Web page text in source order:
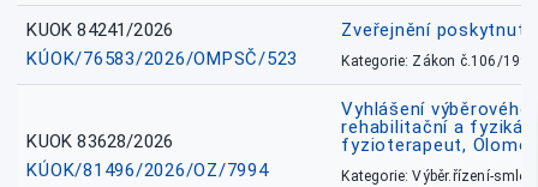
KUOK 84241/2026
KÚOK/76583/2026/OMPSČ/523
Zveřejnění
Kategorie: Zákon č.106/1999
KUOK 83628/2026
KÚOK/81496/2026/OZ/7994
Vyhlášení
rehabilitační a
fyzioterapeut,
Kategorie: Výběr.řízení-